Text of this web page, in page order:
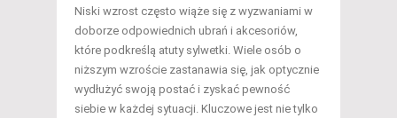
Niski wzrost często wiąże się z wyzwaniami w
doborze odpowiednich ubrań i akcesoriów,
które podkreślą atuty sylwetki. Wiele osób o
niższym wzroście zastanawia się, jak optycznie
wydłużyć swoją postać i zyskać pewność
siebie w każdej sytuacji. Kluczowe jest nie tylko